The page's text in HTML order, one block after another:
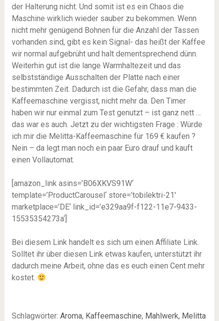
der Halterung nicht. Und somit ist es ein Chaos die
Maschine wirklich wieder sauber zu bekommen. Wenn
nicht mehr genügend Bohnen für die Anzahl der Tassen
vorhanden sind, gibt es kein Signal- das heißt der Kaffee
wir normal aufgebrüht und halt dementsprechend dünn.
Weiterhin gut ist die lange Warmhaltezeit und das
selbstständige Ausschalten der Platte nach einer
bestimmten Zeit. Dadurch ist die Gefahr, dass man die
Kaffeemaschine vergisst, nicht mehr da. Den Timer
haben wir nur einmal zum Test genutzt – ist ganz nett …
das war es auch. Jetzt zu der wichtigsten Frage : Würde
ich mir die Melitta-Kaffeemaschine für 169 € kaufen ?
Nein – da legt man noch ein paar Euro drauf und kauft
einen Vollautomat.
[amazon_link asins=’B06XKVS91W‘
template=’ProductCarousel‘ store=’tobilektri-21′
marketplace=’DE‘ link_id=’e329aa9f-f122-11e7-9433-
15535354273a‘]
Bei diesem Link handelt es sich um einen Affiliate Link.
Solltet ihr über diesen Link etwas kaufen, unterstützt ihr
dadurch meine Arbeit, ohne das es euch einen Cent mehr
kostet.
Schlagwörter: Aroma, Kaffeemaschine, Mahlwerk, Melitta